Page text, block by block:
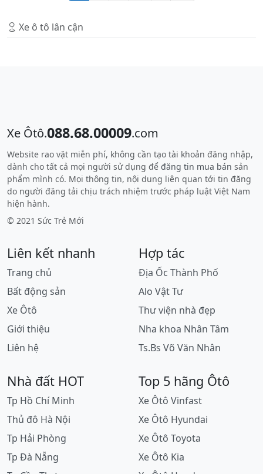
Xe ô tô lân cận
Xe Ôtô.088.68.00009.com
Website rao vặt miễn phí, không cần tạo tài khoản đăng nhập,
dành cho tất cả mọi người sử dụng để đăng tin mua bán sản
phẩm mình có. Mọi thông tin, nội dung liên quan tới tin đăng
do người đăng tải chịu trách nhiệm trước pháp luật Việt Nam
hiện hành.
© 2021 Sức Trẻ Mới
Liên kết nhanh
Trang chủ
Bất động sản
Xe Ôtô
Giới thiệu
Liên hệ
Hợp tác
Địa Ốc Thành Phố
Alo Vật Tư
Thư viện nhà đẹp
Nha khoa Nhân Tâm
Ts.Bs Võ Văn Nhân
Nhà đất HOT
Tp Hồ Chí Minh
Thủ đô Hà Nội
Tp Hải Phòng
Tp Đà Nẵng
Top 5 hãng Ôtô
Xe Ôtô Vinfast
Xe Ôtô Hyundai
Xe Ôtô Toyota
Xe Ôtô Kia